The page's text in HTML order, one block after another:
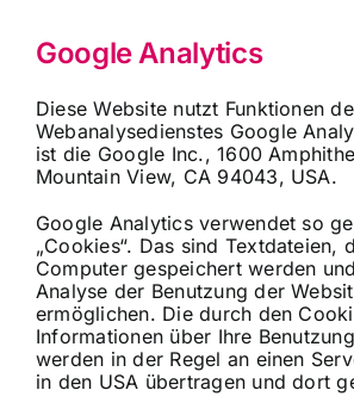
Google Analytics
Diese Website nutzt Funktionen
Webanalysedienstes Google
ist die Google Inc., 1600
Mountain View, CA 94043, USA.
Google Analytics verwendet so
„Cookies“. Das sind Textdateien,
Computer gespeichert werden
Analyse der Benutzung der
ermöglichen. Die durch den
Informationen über Ihre
werden in der Regel an einen
in den USA übertragen und dort